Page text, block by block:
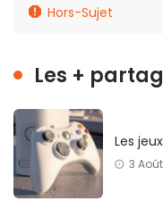
Hors-Sujet
Les +
Les
3